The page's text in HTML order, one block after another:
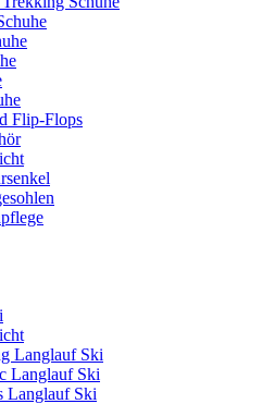
Flip-Flops
Langlauf Ski
Langlauf Ski
Langlauf Ski